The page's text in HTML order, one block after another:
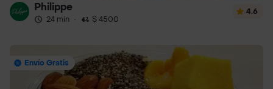
Philippe
24 min · $ 4500
4.6
Envío Gratis